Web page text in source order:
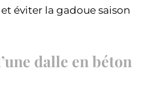
éviter la gadoue saison
dalle en béton